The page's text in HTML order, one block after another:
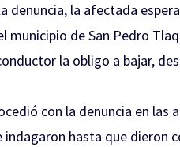
denuncia, la afectada
municipio de San Pedro
la obligo a bajar,
con la denuncia en las
indagaron hasta que dieron